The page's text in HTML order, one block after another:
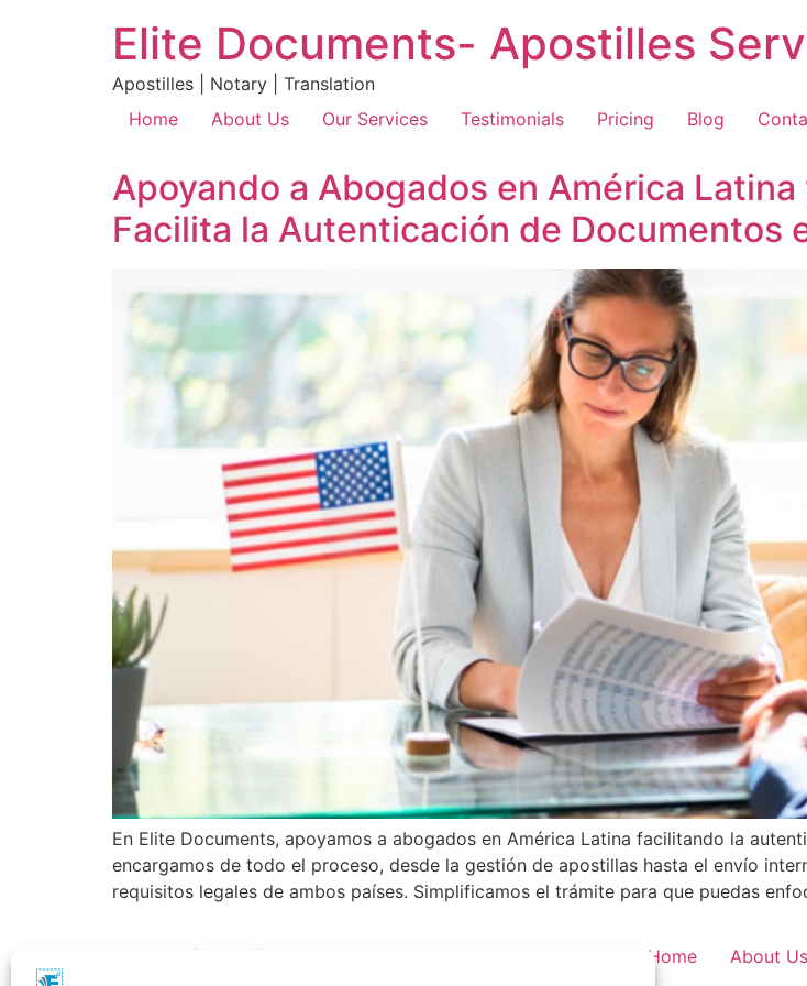
Elite Documents- Apostilles
Apostilles | Notary | Translation
Home
About Us Our Services Testimonials Pricing Blog
Apoyando a Abogados en América
Facilita la Autenticación de Documentos
En Elite Documents, apoyamos a abogados en América Latina facilitando la
encargamos de todo el proceso, desde la gestión de apostillas hasta el envío
requisitos legales de ambos países. Simplificamos el trámite para que puedas
Apostilles | Notary | Translation Home About Us